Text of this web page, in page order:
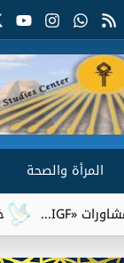
المرأة والصحة
خوان